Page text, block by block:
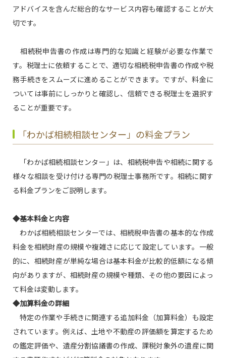
アドバイスを含んだ総合的なサービス内容も確認することが大
切です。
相続税申告書の作成は専門的な知識と経験が必要な作業で
す。税理士に依頼することで、適切な相続税申告書の作成や税
務手続きをスムーズに進めることができます。ですが、料金に
ついては事前にしっかりと確認し、信頼できる税理士を選択す
ることが重要です。
「わかば相続相談センター」の料金プラン
「わかば相続相談センター」は、相続税申告や相続に関する
様々な相談を受け付ける専門の税理士事務所です。相続に関す
る料金プランをご説明します。
◆基本料金と内容
わかば相続相談センターでは、相続税申告書の基本的な作成
料金を相続財産の規模や複雑さに応じて設定しています。一般
的に、相続財産が単純な場合は基本料金が比較的低額になる傾
向がありますが、相続財産の規模や種類、その他の要因によっ
て料金は変動します。
◆加算料金の詳細
特定の作業や手続きに関連する追加料金（加算料金）も設定
されています。例えば、土地や不動産の評価額を算定するため
の鑑定評価や、遺産分割協議書の作成、課税対象外の遺産に関